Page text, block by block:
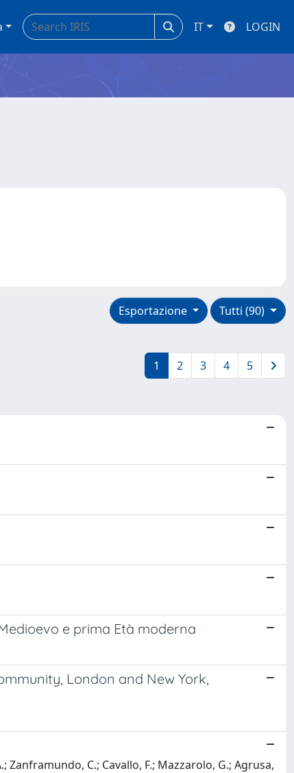
IT LOGIN
Tutti (90)
Esportazione
1 2 3 4 5
e prima Età moderna
London and New York,
Zanframundo, C.; Cavallo, F.; Mazzarolo, G.; Agrusa,